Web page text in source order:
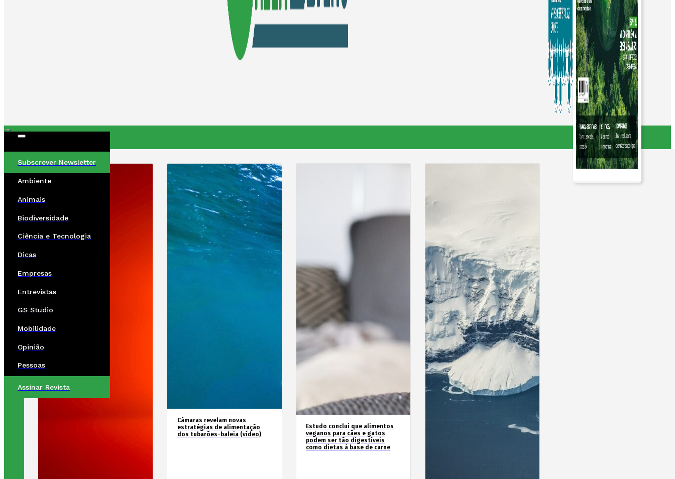
Subscrever Newsletter
Ambiente
Animais
Biodiversidade
Ciência e Tecnologia
Dicas
Empresas
Entrevistas
GS Studio
Mobilidade
Opinião
Pessoas
Assinar Revista
Câmaras revelam novas
estratégias de alimentação
dos tubarões-baleia (vídeo)
Estudo conclui que alimentos
veganos para cães e gatos
podem ser tão digestíveis
como dietas à base de carne